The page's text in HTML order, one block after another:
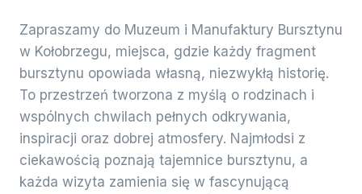
Zapraszamy do Muzeum i Manufaktury Bursztynu
w Kołobrzegu, miejsca, gdzie każdy fragment
bursztynu opowiada własną, niezwykłą historię.
To przestrzeń tworzona z myślą o rodzinach i
wspólnych chwilach pełnych odkrywania,
inspiracji oraz dobrej atmosfery. Najmłodsi z
ciekawością poznają tajemnice bursztynu, a
każda wizyta zamienia się w fascynującą